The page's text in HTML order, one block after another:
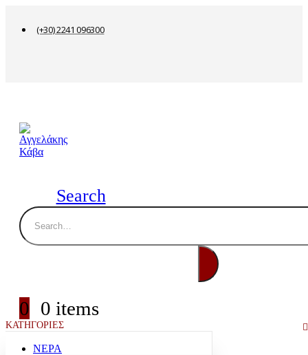
(+30) 2241 096300
Search
0 0 items
ΚΑΤΗΓΟΡΙΕΣ
ΝΕΡΑ